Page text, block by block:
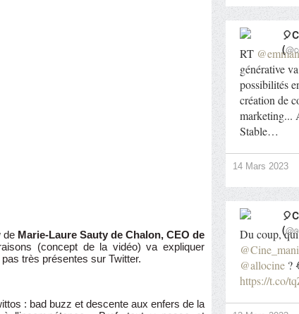
de Marie-Laure Sauty de Chalon, CEO de
(concept de la vidéo) va expliquer
très présentes sur Twitter.
: bad buzz et descente aux enfers de la
RT
générative
possibilités
création de
marketing...
Stable…
(
14 Mars 2023
Du coup,
@allocine ?
https://t.co/
(